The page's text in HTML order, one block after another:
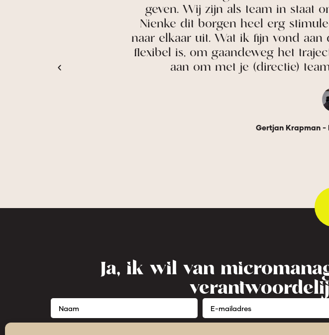
zou Nienke
geven. Wij zijn als team in staat om
Nienke dit borgen heel erg
naar elkaar uit. Wat ik fijn vond aan
flexibel is, om gaandeweg het traject
aan om met je (directie) team
Gertjan Krapman -
Ja, ik wil van